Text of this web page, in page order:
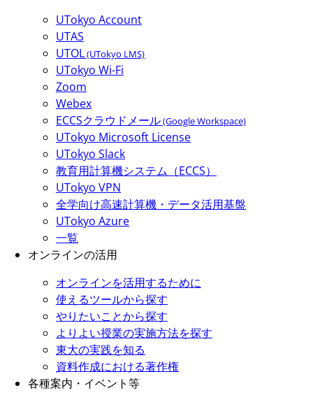
UTokyo Account
UTAS
UTOL(UTokyo LMS)
UTokyo Wi-Fi
Zoom
Webex
ECCSクラウドメール(Google Workspace)
UTokyo Microsoft License
UTokyo Slack
教育用計算機システム（ECCS）
UTokyo VPN
全学向け高速計算機・データ活用基盤
UTokyo Azure
一覧
オンラインの活用
オンラインを活用するために
使えるツールから探す
やりたいことから探す
よりよい授業の実施方法を探す
東大の実践を知る
資料作成における著作権
各種案内・イベント等